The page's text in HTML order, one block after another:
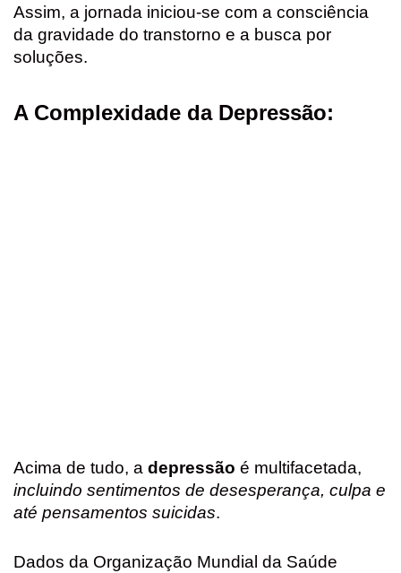
Assim, a jornada iniciou-se com a consciência
da gravidade do transtorno e a busca por
soluções.
A Complexidade da Depressão:
Acima de tudo, a depressão é multifacetada,
incluindo sentimentos de desesperança, culpa e
até pensamentos suicidas.
Dados da Organização Mundial da Saúde